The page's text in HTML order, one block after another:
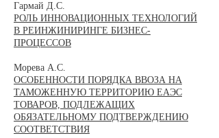
​Гармай Д.С.
РОЛЬ ИННОВАЦИОННЫХ ТЕХНОЛОГИЙ
В РЕИНЖИНИРИНГЕ БИЗНЕС-
ПРОЦЕССОВ
Морева А.С.
ОСОБЕННОСТИ ПОРЯДКА ВВОЗА НА
ТАМОЖЕННУЮ ТЕРРИТОРИЮ ЕАЭС
ТОВАРОВ, ПОДЛЕЖАЩИХ
ОБЯЗАТЕЛЬНОМУ ПОДТВЕРЖДЕНИЮ
СООТВЕТСТВИЯ